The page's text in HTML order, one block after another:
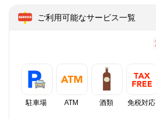
ご利用可能なサービス一覧
駐車場 ATM 酒類 免税対応